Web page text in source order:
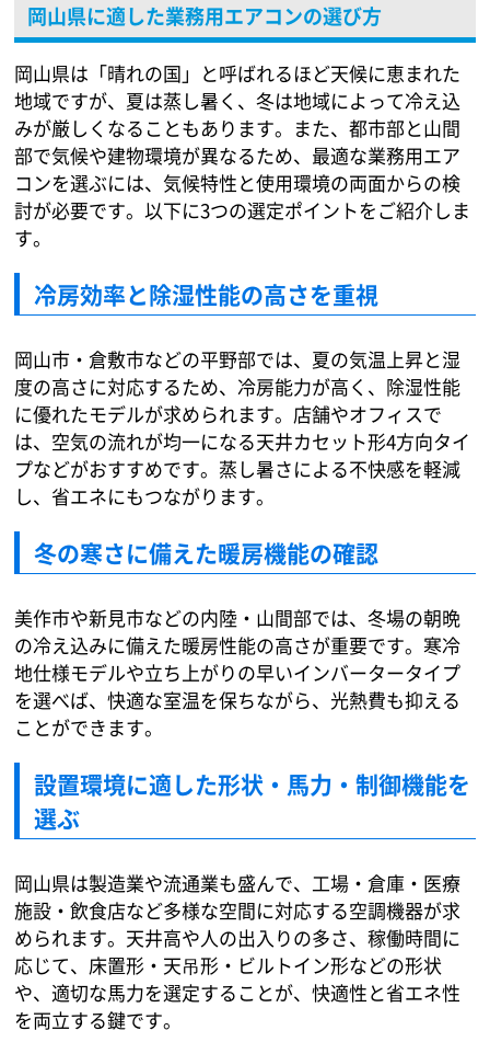
岡山県に適した業務用エアコンの選び方
岡山県は「晴れの国」と呼ばれるほど天候に恵まれた
地域ですが、夏は蒸し暑く、冬は地域によって冷え込
みが厳しくなることもあります。また、都市部と山間
部で気候や建物環境が異なるため、最適な業務用エア
コンを選ぶには、気候特性と使用環境の両面からの検
討が必要です。以下に3つの選定ポイントをご紹介しま
す。
冷房効率と除湿性能の高さを重視
岡山市・倉敷市などの平野部では、夏の気温上昇と湿
度の高さに対応するため、冷房能力が高く、除湿性能
に優れたモデルが求められます。店舗やオフィスで
は、空気の流れが均一になる天井カセット形4方向タイ
プなどがおすすめです。蒸し暑さによる不快感を軽減
し、省エネにもつながります。
冬の寒さに備えた暖房機能の確認
美作市や新見市などの内陸・山間部では、冬場の朝晩
の冷え込みに備えた暖房性能の高さが重要です。寒冷
地仕様モデルや立ち上がりの早いインバータータイプ
を選べば、快適な室温を保ちながら、光熱費も抑える
ことができます。
設置環境に適した形状・馬力・制御機能を
選ぶ
岡山県は製造業や流通業も盛んで、工場・倉庫・医療
施設・飲食店など多様な空間に対応する空調機器が求
められます。天井高や人の出入りの多さ、稼働時間に
応じて、床置形・天吊形・ビルトイン形などの形状
や、適切な馬力を選定することが、快適性と省エネ性
を両立する鍵です。